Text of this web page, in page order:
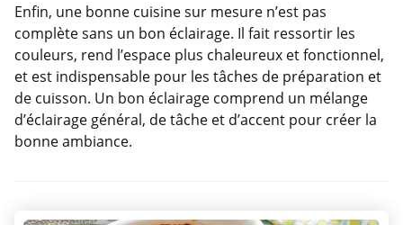
Enfin, une bonne cuisine sur mesure n’est pas
complète sans un bon éclairage. Il fait ressortir les
couleurs, rend l’espace plus chaleureux et fonctionnel,
et est indispensable pour les tâches de préparation et
de cuisson. Un bon éclairage comprend un mélange
d’éclairage général, de tâche et d’accent pour créer la
bonne ambiance.